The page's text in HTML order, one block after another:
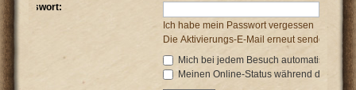
Passwort:
Ich habe mein Passwort vergessen
Die Aktivierungs-E-Mail erneut senden
Mich bei jedem Besuch automatisch
Meinen Online-Status während dieser